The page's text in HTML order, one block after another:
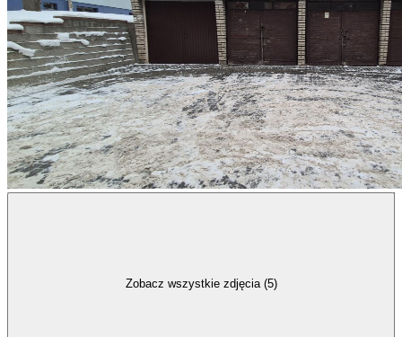
Zobacz wszystkie zdjęcia (5)